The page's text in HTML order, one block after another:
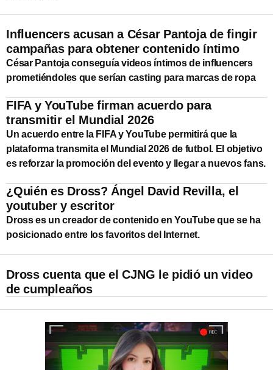
Influencers acusan a César Pantoja de fingir
campañas para obtener contenido íntimo
César Pantoja conseguía videos íntimos de influencers
prometiéndoles que serían casting para marcas de ropa
FIFA y YouTube firman acuerdo para
transmitir el Mundial 2026
Un acuerdo entre la FIFA y YouTube permitirá que la
plataforma transmita el Mundial 2026 de futbol. El objetivo
es reforzar la promoción del evento y llegar a nuevos fans.
¿Quién es Dross? Ángel David Revilla, el
youtuber y escritor
Dross es un creador de contenido en YouTube que se ha
posicionado entre los favoritos del Internet.
Dross cuenta que el CJNG le pidió un video
de cumpleaños